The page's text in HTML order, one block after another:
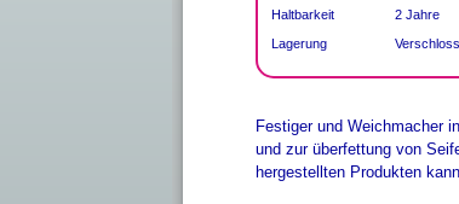
Haltbarkeit
2 Jahre
Lagerung
Festiger und Weichmacher
und zur überfettung von
hergestellten Produkten